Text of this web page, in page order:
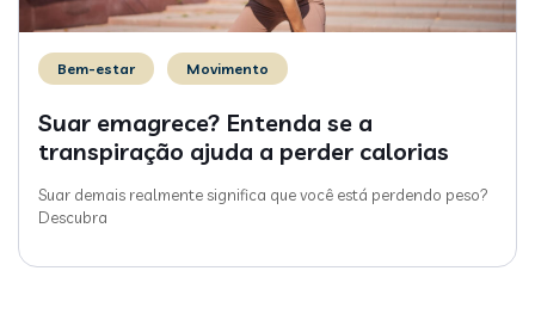
Bem-estar Movimento
Suar emagrece? Entenda se a
transpiração ajuda a perder calorias
Suar demais realmente significa que você está perdendo peso?
Descubra